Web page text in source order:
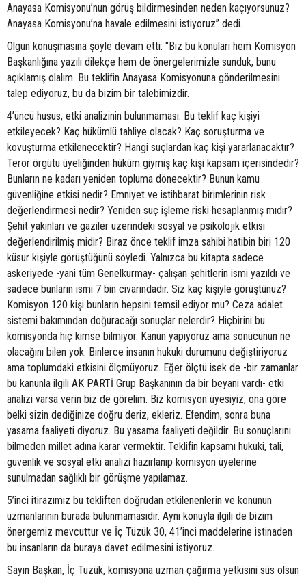
Anayasa Komisyonu’nun görüş bildirmesinden neden kaçıyorsunuz?
Anayasa Komisyonu’na havale edilmesini istiyoruz” dedi.
Olgun konuşmasına şöyle devam etti: "Biz bu konuları hem Komisyon
Başkanlığına yazılı dilekçe hem de önergelerimizle sunduk, bunu
açıklamış olalım. Bu teklifin Anayasa Komisyonuna gönderilmesini
talep ediyoruz, bu da bizim bir talebimizdir.
4’üncü husus, etki analizinin bulunmaması. Bu teklif kaç kişiyi
etkileyecek? Kaç hükümlü tahliye olacak? Kaç soruşturma ve
kovuşturma etkilenecektir? Hangi suçlardan kaç kişi yararlanacaktır?
Terör örgütü üyeliğinden hüküm giymiş kaç kişi kapsam içerisindedir?
Bunların ne kadarı yeniden topluma dönecektir? Bunun kamu
güvenliğine etkisi nedir? Emniyet ve istihbarat birimlerinin risk
değerlendirmesi nedir? Yeniden suç işleme riski hesaplanmış mıdır?
Şehit yakınları ve gaziler üzerindeki sosyal ve psikolojik etkisi
değerlendirilmiş midir? Biraz önce teklif imza sahibi hatibin biri 120
küsur kişiyle görüştüğünü söyledi. Yalnızca bu kitapta sadece
askeriyede -yani tüm Genelkurmay- çalışan şehitlerin ismi yazıldı ve
sadece bunların ismi 7 bin civarındadır. Siz kaç kişiyle görüştünüz?
Komisyon 120 kişi bunların hepsini temsil ediyor mu? Ceza adalet
sistemi bakımından doğuracağı sonuçlar nelerdir? Hiçbirini bu
komisyonda hiç kimse bilmiyor. Kanun yapıyoruz ama sonucunun ne
olacağını bilen yok. Binlerce insanın hukuki durumunu değiştiriyoruz
ama toplumdaki etkisini ölçmüyoruz. Eğer ölçtü isek de -bir zamanlar
bu kanunla ilgili AK PARTİ Grup Başkanının da bir beyanı vardı- etki
analizi varsa verin biz de görelim. Biz komisyon üyesiyiz, ona göre
belki sizin dediğinize doğru deriz, ekleriz. Efendim, sonra buna
yasama faaliyeti diyoruz. Bu yasama faaliyeti değildir. Bu sonuçlarını
bilmeden millet adına karar vermektir. Teklifin kapsamı hukuki, tali,
güvenlik ve sosyal etki analizi hazırlanıp komisyon üyelerine
sunulmadan sağlıklı bir görüşme yapılamaz.
5’inci itirazımız bu tekliften doğrudan etkilenenlerin ve konunun
uzmanlarının burada bulunmamasıdır. Aynı konuyla ilgili de bizim
önergemiz mevcuttur ve İç Tüzük 30, 41’inci maddelerine istinaden
bu insanların da buraya davet edilmesini istiyoruz.
Sayın Başkan, İç Tüzük, komisyona uzman çağırma yetkisini süs olsun